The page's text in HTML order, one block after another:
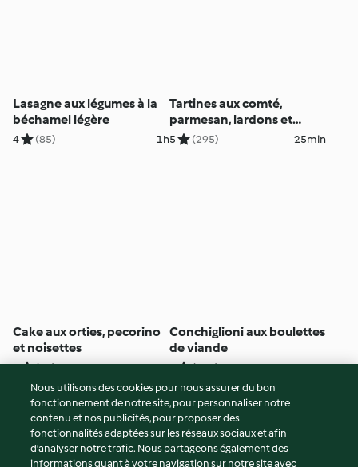
Lasagne aux légumes à la
béchamel légère
4 (85) 1h
Tartines aux comté,
parmesan, lardons et
roquette
5 (295) 25min
Cake aux orties, pecorino
et noisettes
4 (13) 1h
Conchiglioni aux boulettes
de viande
4 (310) 1h
© Copyright 2026
Conditions d'utilisation
Politique de confidentialité
Nous utilisons des cookies pour nous assurer du bon
fonctionnement de notre site, pour personnaliser notre
contenu et nos publicités, pour proposer des
fonctionnalités adaptées sur les réseaux sociaux et afin
d’analyser notre trafic. Nous partageons également des
informations quant à votre navigation sur notre site avec